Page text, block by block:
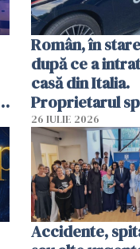
Român, în
după ce a
casă din Italia.
Proprietarul
s-a apărat cu
26 IULIE 2026
Accidente,